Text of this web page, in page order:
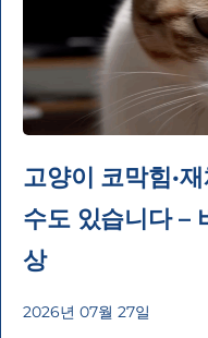
고양이 코막힘·
수도 있습니다 –
상
2026년 07월 27일